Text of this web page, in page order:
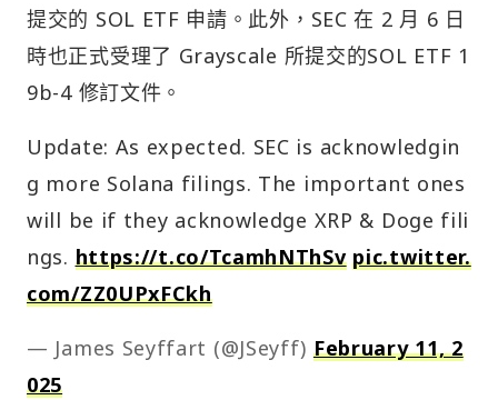
提交的 SOL ETF 申請。此外，SEC 在 2 月 6 日
時也正式受理了 Grayscale 所提交的SOL ETF 1
9b-4 修訂文件。
Update: As expected. SEC is acknowledgin
g more Solana filings. The important ones
will be if they acknowledge XRP & Doge fili
ngs. https://t.co/TcamhNThSv pic.twitter.
com/ZZ0UPxFCkh
— James Seyffart (@JSeyff) February 11, 2
025